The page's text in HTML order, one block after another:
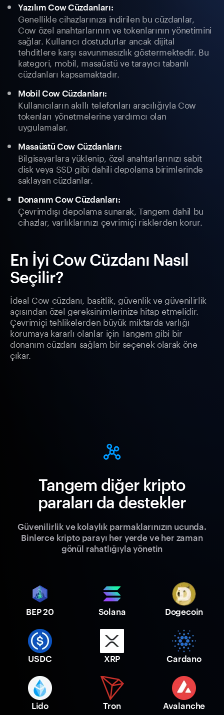
Yazılım Cow Cüzdanları:
Genellikle cihazlarınıza indirilen bu cüzdanlar,
Cow özel anahtarlarının ve tokenlarının yönetimini
sağlar. Kullanıcı dostudurlar ancak dijital
tehditlere karşı savunmasızlık göstermektedir. Bu
kategori, mobil, masaüstü ve tarayıcı tabanlı
cüzdanları kapsamaktadır.
Mobil Cow Cüzdanları:
Kullanıcıların akıllı telefonları aracılığıyla Cow
tokenları yönetmelerine yardımcı olan
uygulamalar.
Masaüstü Cow Cüzdanları:
Bilgisayarlara yüklenip, özel anahtarlarınızı sabit
disk veya SSD gibi dahili depolama birimlerinde
saklayan cüzdanlar.
Donanım Cow Cüzdanları:
Çevrimdışı depolama sunarak, Tangem dahil bu
cihazlar, varlıklarınızı çevrimiçi risklerden korur.
En İyi Cow Cüzdanı Nasıl
Seçilir?
İdeal Cow cüzdanı, basitlik, güvenlik ve güvenilirlik
açısından özel gereksinimlerinize hitap etmelidir.
Çevrimiçi tehlikelerden büyük miktarda varlığı
korumaya kararlı olanlar için Tangem gibi bir
donanım cüzdanı sağlam bir seçenek olarak öne
çıkar.
Tangem diğer kripto
paraları da destekler
Güvenilirlik ve kolaylık parmaklarınızın ucunda.
Binlerce kripto parayı her yerde ve her zaman
gönül rahatlığıyla yönetin
BEP 20 Solana Dogecoin
USDC XRP Cardano
Lido Tron Avalanche